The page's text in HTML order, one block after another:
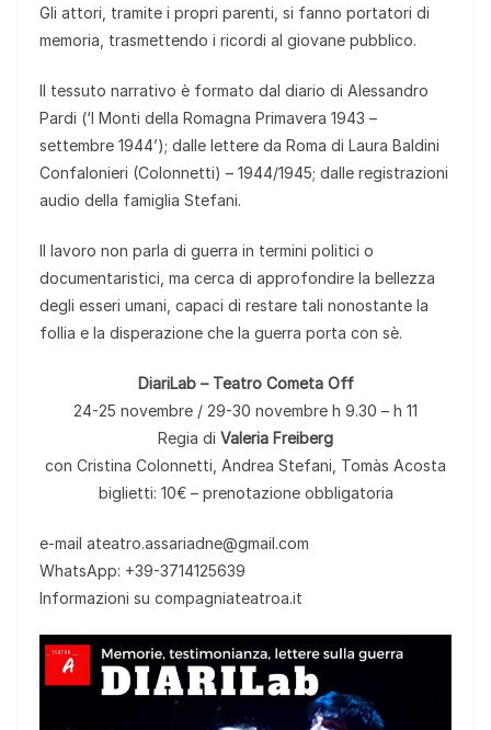
Gli attori, tramite i propri parenti, si fanno portatori di
memoria, trasmettendo i ricordi al giovane pubblico.
Il tessuto narrativo è formato dal diario di Alessandro
Pardi (‘I Monti della Romagna Primavera 1943 –
settembre 1944’); dalle lettere da Roma di Laura Baldini
Confalonieri (Colonnetti) – 1944/1945; dalle registrazioni
audio della famiglia Stefani.
Il lavoro non parla di guerra in termini politici o
documentaristici, ma cerca di approfondire la bellezza
degli esseri umani, capaci di restare tali nonostante la
follia e la disperazione che la guerra porta con sè.
DiariLab – Teatro Cometa Off
24-25 novembre / 29-30 novembre h 9.30 – h 11
Regia di Valeria Freiberg
con Cristina Colonnetti, Andrea Stefani, Tomàs Acosta
biglietti: 10€ – prenotazione obbligatoria
e-mail ateatro.assariadne@gmail.com
WhatsApp: +39-3714125639
Informazioni su compagniateatroa.it